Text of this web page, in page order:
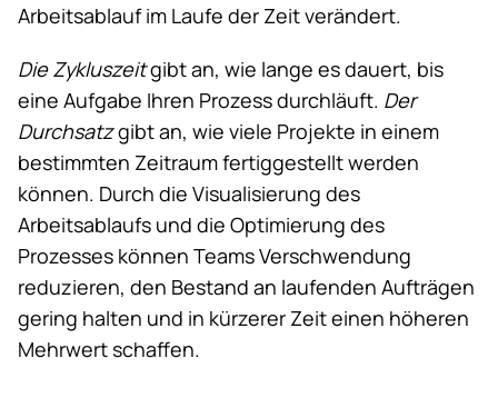
Arbeitsablauf im Laufe der Zeit verändert.
Die Zykluszeitgibt an, wie lange es dauert, bis
eine Aufgabe Ihren Prozess durchläuft. Der
Durchsatzgibt an, wie viele Projekte in einem
bestimmten Zeitraum fertiggestellt werden
können. Durch die Visualisierung des
Arbeitsablaufs und die Optimierung des
Prozesses können Teams Verschwendung
reduzieren, den Bestand an laufenden Aufträgen
gering halten und in kürzerer Zeit einen höheren
Mehrwert schaffen.